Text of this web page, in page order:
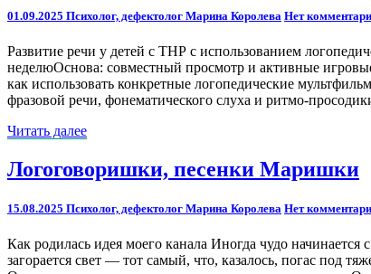
01.09.2025 Психолог, дефектолог Марина Королева Comments
Нет
Развитие речи у детей с ТНР с использованием
неделюОснова: совместный просмотр и активные
как использовать конкретные логопедические
фразовой речи, фонематического слуха и
Читать далееЧитать
Логоговоришки,
песенки
Логоговоришки, песенки Маришки
15.08.2025 Психолог, дефектолог Марина Королева Comments
Нет
Как родилась идея моего канала Иногда чудо начинается
загорается свет — тот самый, что, казалось, погас под